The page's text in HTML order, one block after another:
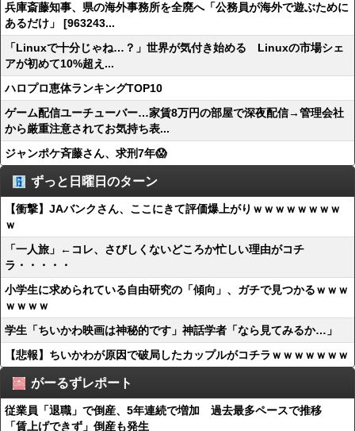
兵庫斎藤知事、県の海外事務所を全廃へ「公務員が海外で遊ぶために
あるだけ」 [963243...
「Linuxで十分じゃね…？」世界が気付き始める Linuxの市場シェ
アが初めて10%超え...
ハロプロ恵体ランキングTOP10
ゲーム配信ユーチューバー…家賃8万円の部屋で深夜配信→管理会社
から厳重注意されてお気持ち表...
ジャンポケ斉藤さん、求刑7年😱
ずっと日曜日のターン
【衝撃】JAバンクさん、ここにきて評価爆上がりｗｗｗｗｗｗｗｗ
ｗ
「一人旅」←コレ、さびしくないどころか忙しい理由がコチ
ラ・・・・・
小学生に求められている自由研究の「傾向」、ガチで見つかるｗｗｗ
ｗｗｗｗ
学生「ちいかわ映画は神秘的です」神話学者「なら見てみるか…」
【悲報】ちいかわが原因で破局したカップルがコチラｗｗｗｗｗｗｗ
がーるずレポート
従業員「退職」で倒産、5年連続で増加 過去最多ペースで推移
「賃上げできず」倒産も発生